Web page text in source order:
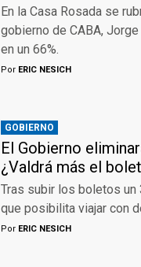
En la Casa Rosada se
gobierno de CABA,
en un 66%.
Por ERIC NESICH
GOBIERNO
El Gobierno
¿Valdrá más el
Tras subir los boletos un
que posibilita viajar con
Por ERIC NESICH